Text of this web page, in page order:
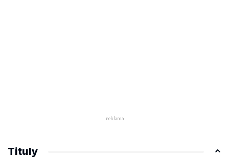
Tituly